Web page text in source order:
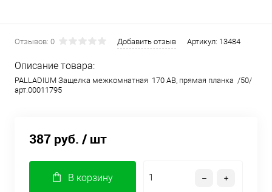
Отзывов: 0 Добавить отзыв Артикул: 13484
Описание товара:
PALLADIUM Защелка межкомнатная 170 АВ, прямая планка /50/
арт.00011795
387 руб. / шт
В корзину